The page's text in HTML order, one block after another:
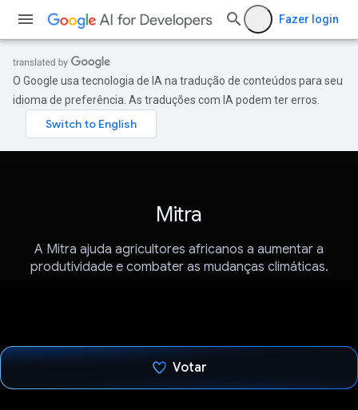
Fazer login
O Google usa tecnologia de IA na tradução de conteúdos para seu
idioma de preferência. As traduções com IA podem ter erros.
Mitra
A Mitra ajuda agricultores africanos a aumentar a
produtividade e combater as mudanças climáticas.
Votar